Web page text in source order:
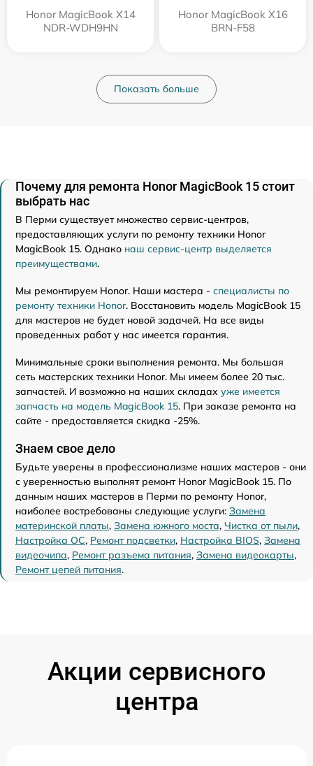
Honor MagicBook X14
NDR-WDH9HN
Honor MagicBook X16
BRN-F58
Показать больше
Почему для ремонта Honor MagicBook 15 стоит
выбрать нас
В Перми существует множество сервис-центров,
предоставляющих услуги по ремонту техники Honor
MagicBook 15. Однако наш сервис-центр выделяется
преимуществами.
Мы ремонтируем Honor. Наши мастера - специалисты по
ремонту техники Honor. Восстановить модель MagicBook 15
для мастеров не будет новой задачей. На все виды
проведенных работ у нас имеется гарантия.
Минимальные сроки выполнения ремонта. Мы большая
сеть мастерских техники Honor. Мы имеем более 20 тыс.
запчастей. И возможно на наших складах уже имеется
запчасть на модель MagicBook 15. При заказе ремонта на
сайте - предоставляется скидка -25%.
Знаем свое дело
Будьте уверены в профессионализме наших мастеров - они
с уверенностью выполнят ремонт Honor MagicBook 15. По
данным наших мастеров в Перми по ремонту Honor,
наиболее востребованы следующие услуги: Замена
материнской платы, Замена южного моста, Чистка от пыли,
Настройка ОС, Ремонт подсветки, Настройка BIOS, Замена
видеочипа, Ремонт разъема питания, Замена видеокарты,
Ремонт цепей питания.
Акции сервисного
центра